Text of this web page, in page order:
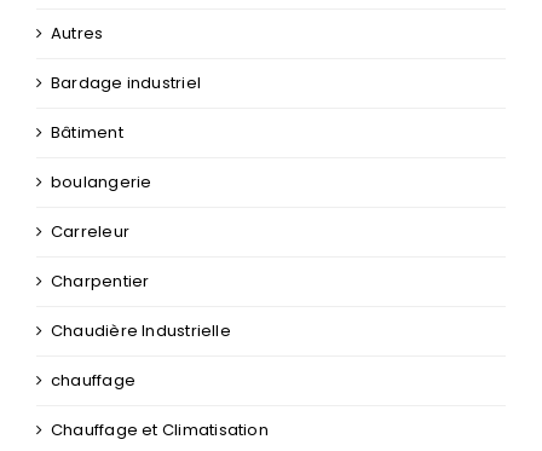
Autres
Bardage industriel
Bâtiment
boulangerie
Carreleur
Charpentier
Chaudière Industrielle
chauffage
Chauffage et Climatisation